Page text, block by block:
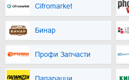
Cifromarket
Бинар
Профи Запчасти
Папарацци